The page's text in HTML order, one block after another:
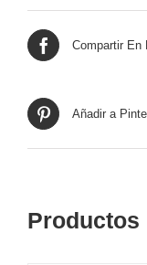
Compartir En
Añadir a
Productos